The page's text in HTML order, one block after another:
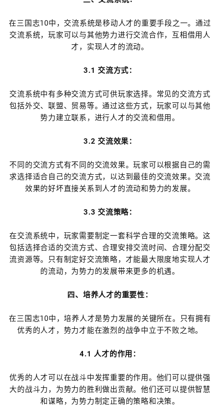
在三国志10中，交流系统是移动人才的重要手段之一。通过
交流系统，玩家可以与其他势力进行交流合作，互相借用人
才，实现人才的流动。
3.1 交流方式：
交流系统中有多种交流方式可供玩家选择。常见的交流方式
包括外交、联盟、贸易等。通过这些方式，玩家可以与其他
势力建立联系，进行人才的交流和借用。
3.2 交流效果：
不同的交流方式有不同的交流效果。玩家可以根据自己的需
求选择适合自己的交流方式，以达到最佳的交流效果。交流
效果的好坏直接关系到人才的流动和势力的发展。
3.3 交流策略：
在交流系统中，玩家需要制定一套科学合理的交流策略。这
包括选择合适的交流方式、合理安排交流时间、合理分配交
流资源等。只有制定好交流策略，才能最大限度地实现人才
的流动，为势力的发展带来更多的机遇。
四、培养人才的重要性：
在三国志10中，培养人才是势力发展的关键所在。只有拥有
优秀的人才，势力才能在激烈的战争中立于不败之地。
4.1 人才的作用：
优秀的人才可以在战斗中发挥重要的作用。他们可以提供强
大的战斗力，为势力的胜利做出贡献。他们还可以提供智慧
和谋略，为势力制定正确的策略和决策。